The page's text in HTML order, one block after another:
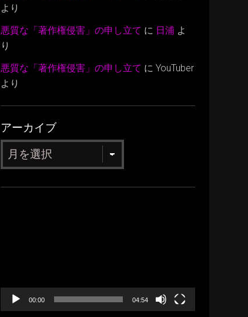
より
悪質な「著作権侵害」の申し立て に 日浦 よ
り
悪質な「著作権侵害」の申し立て にYouTuber
より
アーカイブ
ー
ヤ
00:00 04:54